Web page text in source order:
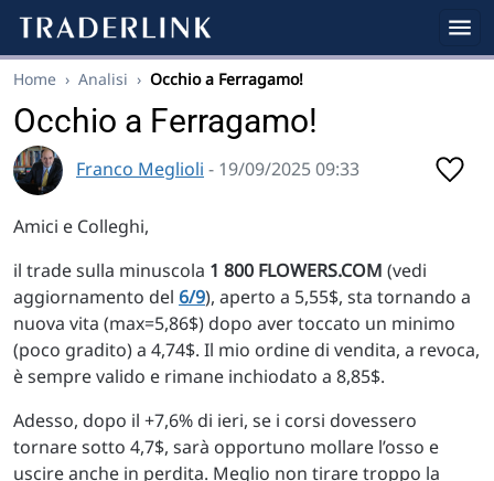
Home › Analisi › Occhio a Ferragamo!
Occhio a Ferragamo!
Franco Meglioli - 19/09/2025 09:33
Amici e Colleghi,
il trade sulla minuscola 1 800 FLOWERS.COM (vedi
aggiornamento del 6/9), aperto a 5,55$, sta tornando a
nuova vita (max=5,86$) dopo aver toccato un minimo
(poco gradito) a 4,74$. Il mio ordine di vendita, a revoca,
è sempre valido e rimane inchiodato a 8,85$.
Adesso, dopo il +7,6% di ieri, se i corsi dovessero
tornare sotto 4,7$, sarà opportuno mollare l’osso e
uscire anche in perdita. Meglio non tirare troppo la